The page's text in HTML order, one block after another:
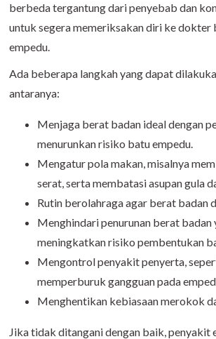
berbeda tergantung dari penyebab dan
untuk segera memeriksakan diri ke dokter
empedu.
Ada beberapa langkah yang dapat
antaranya:
Menjaga berat badan ideal dengan
menurunkan risiko batu empedu.
Mengatur pola makan, misalnya
serat, serta membatasi asupan gula
Rutin berolahraga agar berat badan
Menghindari penurunan berat badan
meningkatkan risiko pembentukan
Mengontrol penyakit penyerta,
memperburuk gangguan pada
Menghentikan kebiasaan merokok
Jika tidak ditangani dengan baik,